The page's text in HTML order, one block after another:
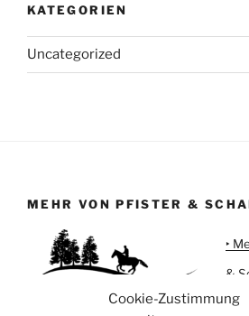
Cookie-Zustimmung
KATEGORIEN
Uncategorized
MEHR VON PFISTER &
‣
&
‣